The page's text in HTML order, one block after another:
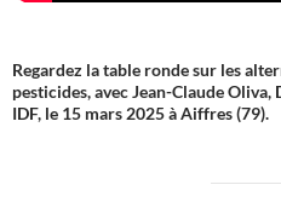
Regardez la table ronde sur les
pesticides, avec Jean-Claude
IDF, le 15 mars 2025 à Aiffres (79).